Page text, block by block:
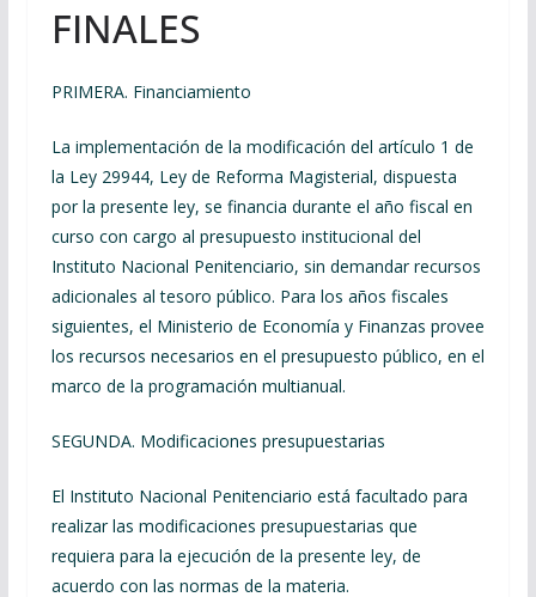
FINALES
PRIMERA. Financiamiento
La implementación de la modificación del artículo 1 de
la Ley 29944, Ley de Reforma Magisterial, dispuesta
por la presente ley, se financia durante el año fiscal en
curso con cargo al presupuesto institucional del
Instituto Nacional Penitenciario, sin demandar recursos
adicionales al tesoro público. Para los años fiscales
siguientes, el Ministerio de Economía y Finanzas provee
los recursos necesarios en el presupuesto público, en el
marco de la programación multianual.
SEGUNDA. Modificaciones presupuestarias
El Instituto Nacional Penitenciario está facultado para
realizar las modificaciones presupuestarias que
requiera para la ejecución de la presente ley, de
acuerdo con las normas de la materia.